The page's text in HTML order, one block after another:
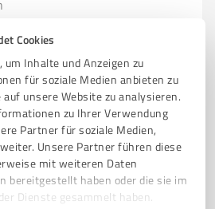
Cookies
Inhalte und Anzeigen zu
für soziale Medien anbieten zu
unsere Website zu analysieren.
zu Ihrer Verwendung
Partner für soziale Medien,
Unsere Partner führen diese
mit weiteren Daten
bereitgestellt haben oder die sie im
Dienste gesammelt haben.
erreichbar!
& Co. KG – Ihr Rückhalt im
VORSORGEBERATUNG
Wiesmoor
bestattungen.de